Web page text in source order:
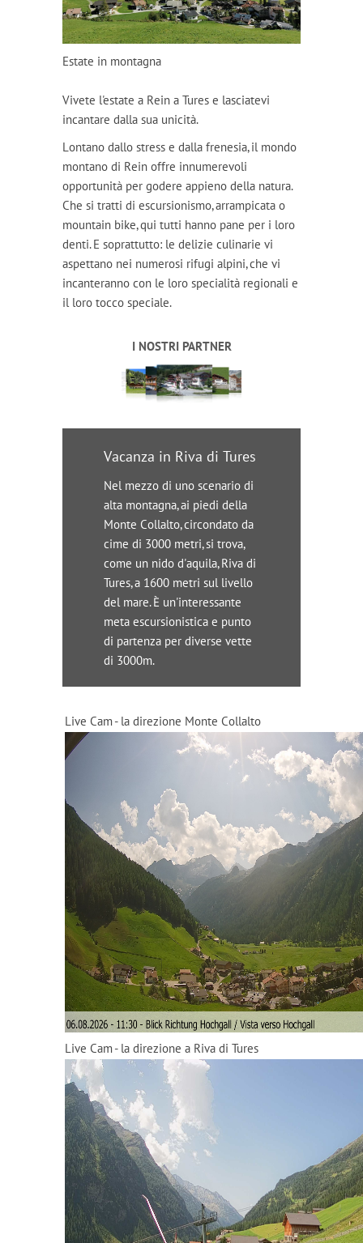
Estate in montagna
Vivete l'estate a Rein a Tures e lasciatevi
incantare dalla sua unicità.
Lontano dallo stress e dalla frenesia, il mondo
montano di Rein offre innumerevoli
opportunità per godere appieno della natura.
Che si tratti di escursionismo, arrampicata o
mountain bike, qui tutti hanno pane per i loro
denti. E soprattutto: le delizie culinarie vi
aspettano nei numerosi rifugi alpini, che vi
incanteranno con le loro specialità regionali e
il loro tocco speciale.
I NOSTRI PARTNER
Vacanza in Riva di Tures
Nel mezzo di uno scenario di
alta montagna, ai piedi della
Monte Collalto, circondato da
cime di 3000 metri, si trova,
come un nido d'aquila, Riva di
Tures, a 1600 metri sul livello
del mare. È un'interessante
meta escursionistica e punto
di partenza per diverse vette
di 3000m.
Live Cam - la direzione Monte Collalto
Live Cam - la direzione a Riva di Tures